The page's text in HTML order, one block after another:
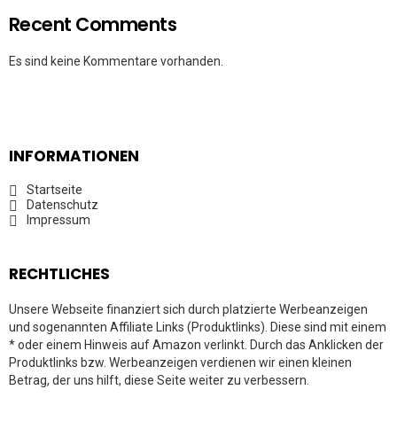
Recent Comments
Es sind keine Kommentare vorhanden.
INFORMATIONEN
Startseite
Datenschutz
Impressum
RECHTLICHES
Unsere Webseite finanziert sich durch platzierte Werbeanzeigen
und sogenannten Affiliate Links (Produktlinks). Diese sind mit einem
* oder einem Hinweis auf Amazon verlinkt. Durch das Anklicken der
Produktlinks bzw. Werbeanzeigen verdienen wir einen kleinen
Betrag, der uns hilft, diese Seite weiter zu verbessern.